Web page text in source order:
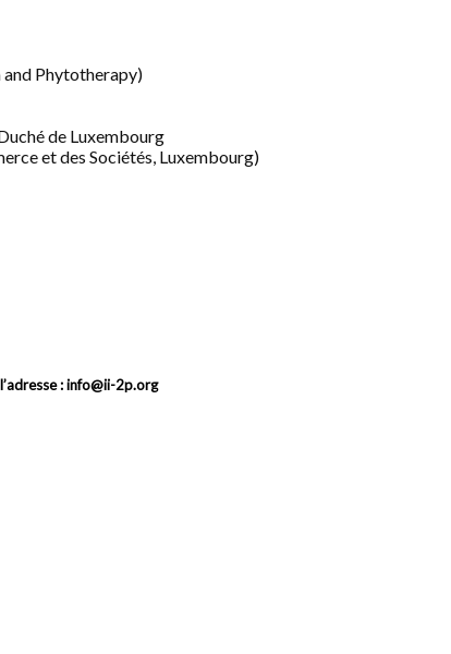
Phytotherapy)
de Luxembourg
et des Sociétés, Luxembourg)
: info@ii-2p.org